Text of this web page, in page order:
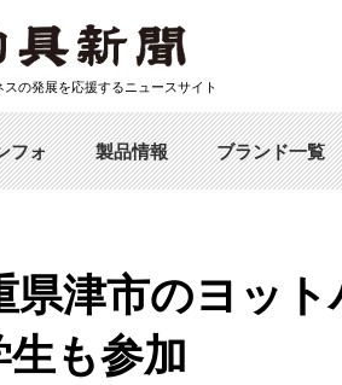
の発展を応援するニュースサイト
フォ 製品情報 ブランド一覧
県津市のヨッ
も参加